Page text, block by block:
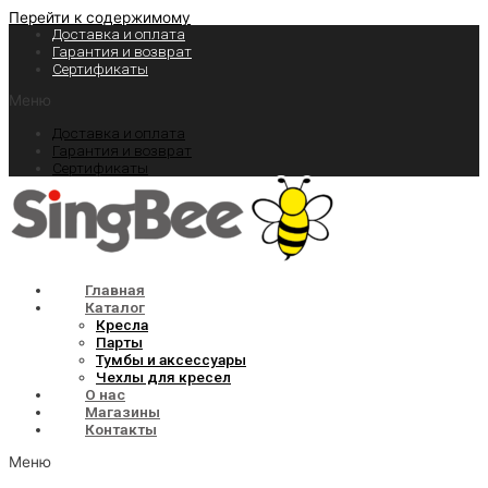
Перейти к содержимому
Доставка и оплата
Гарантия и возврат
Сертификаты
Меню
Доставка и оплата
Гарантия и возврат
Сертификаты
Главная
Каталог
Кресла
Парты
Тумбы и аксессуары
Чехлы для кресел
О нас
Магазины
Контакты
Меню